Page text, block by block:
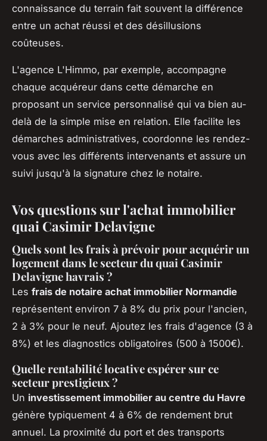
connaissance du terrain fait souvent la différence
entre un achat réussi et des désillusions
coûteuses.
L'agence L'Himmo, par exemple, accompagne
chaque acquéreur dans cette démarche en
proposant un service personnalisé qui va bien au-
delà de la simple mise en relation. Elle facilite les
démarches administratives, coordonne les rendez-
vous avec les différents intervenants et assure un
suivi jusqu'à la signature chez le notaire.
Vos questions sur l'achat immobilier
quai Casimir Delavigne
Quels sont les frais à prévoir pour acquérir un
logement dans le secteur du quai Casimir
Delavigne havrais ?
Les frais de notaire achat immobilier Normandie
représentent environ 7 à 8% du prix pour l'ancien,
2 à 3% pour le neuf. Ajoutez les frais d'agence (3 à
8%) et les diagnostics obligatoires (500 à 1500€).
Quelle rentabilité locative espérer sur ce
secteur prestigieux ?
Un investissement immobilier au centre du Havre
génère typiquement 4 à 6% de rendement brut
annuel. La proximité du port et des transports